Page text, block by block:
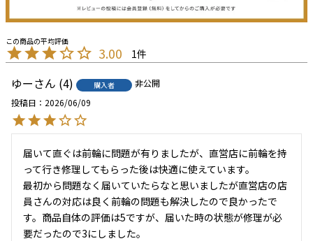
3.00 1
ゆー 4 購入者
非公開
投稿日
2026/06/09
届いて直ぐは前輪に問題が有りましたが、直営店に前輪を持
って行き修理してもらった後は快適に使えています。
最初から問題なく届いていたらなと思いましたが直営店の店
員さんの対応は良く前輪の問題も解決したので良かったで
す。商品自体の評価は5ですが、届いた時の状態が修理が必
要だったので3にしました。